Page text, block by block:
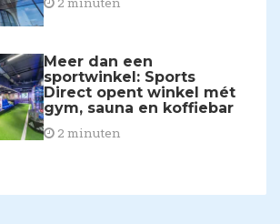
Meer dan een
sportwinkel: Sports
Direct opent winkel mét
gym, sauna en koffiebar
2 minuten